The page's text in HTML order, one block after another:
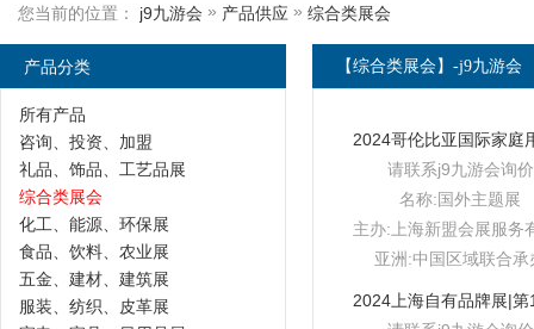
您当前的位置： j9九游会 » 产品供应 » 综合类展会
【综合类展会】-j9九游会
请联系j9九游会询价
名称:国外主题展
主办:上海新盟会展服务
亚洲:中国区域联合承
产品分类
所有产品
咨询、投资、加盟
礼品、饰品、工艺品展
综合类展会
化工、能源、环保展
食品、饮料、农业展
五金、建材、建筑展
服装、纺织、皮革展